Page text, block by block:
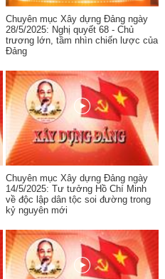
Chuyên mục Xây dựng Đảng ngày
28/5/2025: Nghị quyết 68 - Chủ
trương lớn, tầm nhìn chiến lược của
Đảng
Chuyên mục Xây dựng Đảng ngày
14/5/2025: Tư tưởng Hồ Chí Minh
về độc lập dân tộc soi đường trong
kỷ nguyên mới